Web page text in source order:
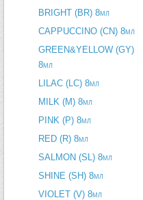
BRIGHT (BR) 8мл
CAPPUCCINO (CN) 8мл
GREEN&YELLOW (GY)
8мл
LILAC (LC) 8мл
MILK (M) 8мл
PINK (P) 8мл
RED (R) 8мл
SALMON (SL) 8мл
SHINE (SH) 8мл
VIOLET (V) 8мл